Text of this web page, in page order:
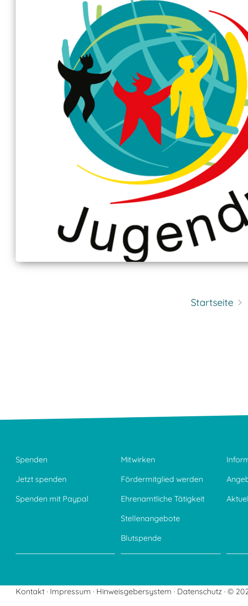
Startseite
Spenden
Jetzt spenden
Spenden mit Paypal
Mitwirken
Fördermitglied werden
Ehrenamtliche Tätigkeit
Stellenangebote
Blutspende
Kontakt Impressum Hinweisgebersystem Datenschutz ©